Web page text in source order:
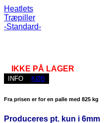
Heatlets
Træpiller
-Standard-
IKKE PÅ LAGER
INFO KØB
Fra prisen er for en palle med 825 kg
Produceres pt. kun i 6mm